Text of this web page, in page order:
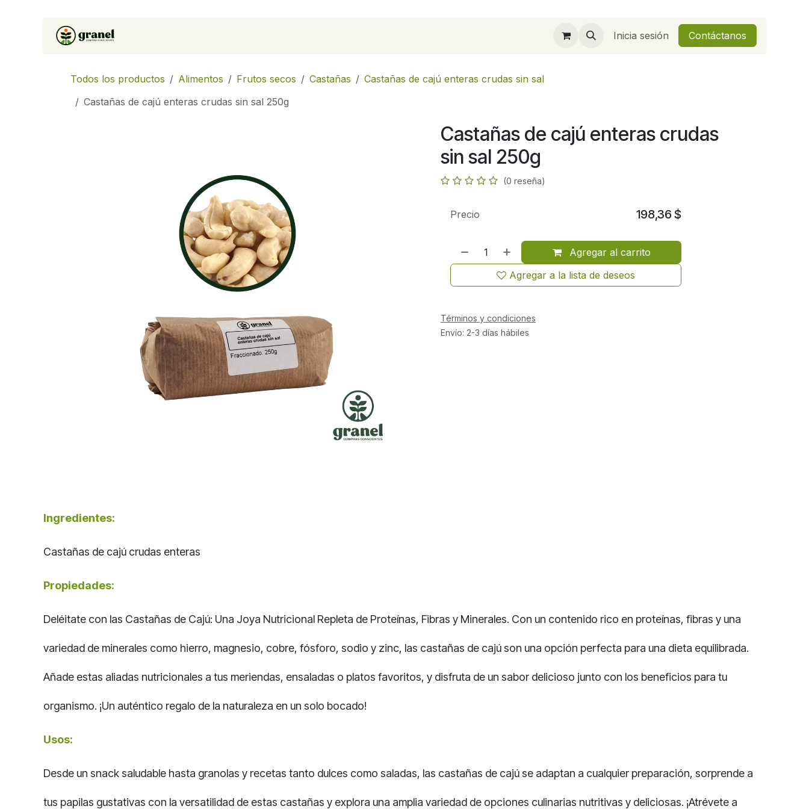
Ir al contenido
Inicia sesión Contáctanos
Todos los productos Alimentos Frutos secos Castañas
Castañas de cajú enteras crudas sin sal
Castañas de cajú enteras crudas sin sal 250g
Castañas de cajú enteras crudas
sin sal 250g
(0 reseña)
Agregar al carrito
Agregar a la lista de deseos
Precio 198,36 $
Términos y condiciones
Envío: 2-3 días hábiles
Ingredientes:
Castañas de cajú crudas enteras
Propiedades:
Deléitate con las Castañas de Cajú: Una Joya Nutricional Repleta de Proteínas, Fibras y Minerales. Con un contenido rico en proteínas, fibras y una
variedad de minerales como hierro, magnesio, cobre, fósforo, sodio y zinc, las castañas de cajú son una opción perfecta para una dieta equilibrada.
Añade estas aliadas nutricionales a tus meriendas, ensaladas o platos favoritos, y disfruta de un sabor delicioso junto con los beneficios para tu
organismo. ¡Un auténtico regalo de la naturaleza en un solo bocado!
Usos:
Desde un snack saludable hasta granolas y recetas tanto dulces como saladas, las castañas de cajú se adaptan a cualquier preparación, sorprende a
tus papilas gustativas con la versatilidad de estas castañas y explora una amplia variedad de opciones culinarias nutritivas y deliciosas. ¡Atrévete a